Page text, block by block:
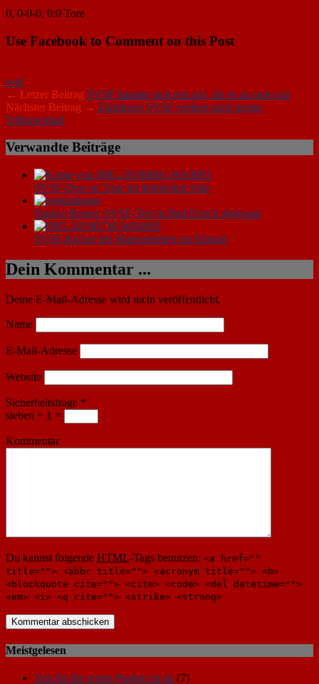
0, 0-0-0, 0:0 Tore
Use Facebook to Comment on this Post
svsf
← Letzer Beitrag SVSF bäumte sich erst auf, als es zu spät war
Nächster Beitrag → Zahnloser SVSF verliert auch gegen
Tribuswinkel
Verwandte Beiträge
SVSF-Duo on Tour im türkischen Side
Starker Regen: SVSF-Test in Bad Erlach abgesagt
SVSF-Kicker bei Malerarbeiten im Einsatz
Dein Kommentar ...
Deine E-Mail-Adresse wird nicht veröffentlicht.
Name
E-Mail-Adresse
Website
Sicherheitsfrage *
sieben + 1 =
Kommentar
Du kannst folgende HTML-Tags benutzen: <a href=""
title=""> <abbr title=""> <acronym title=""> <b>
<blockquote cite=""> <cite> <code> <del datetime="">
<em> <i> <q cite=""> <strike> <strong>
Meistgelesen
Zeit für die ersten Punkte ist da (7)